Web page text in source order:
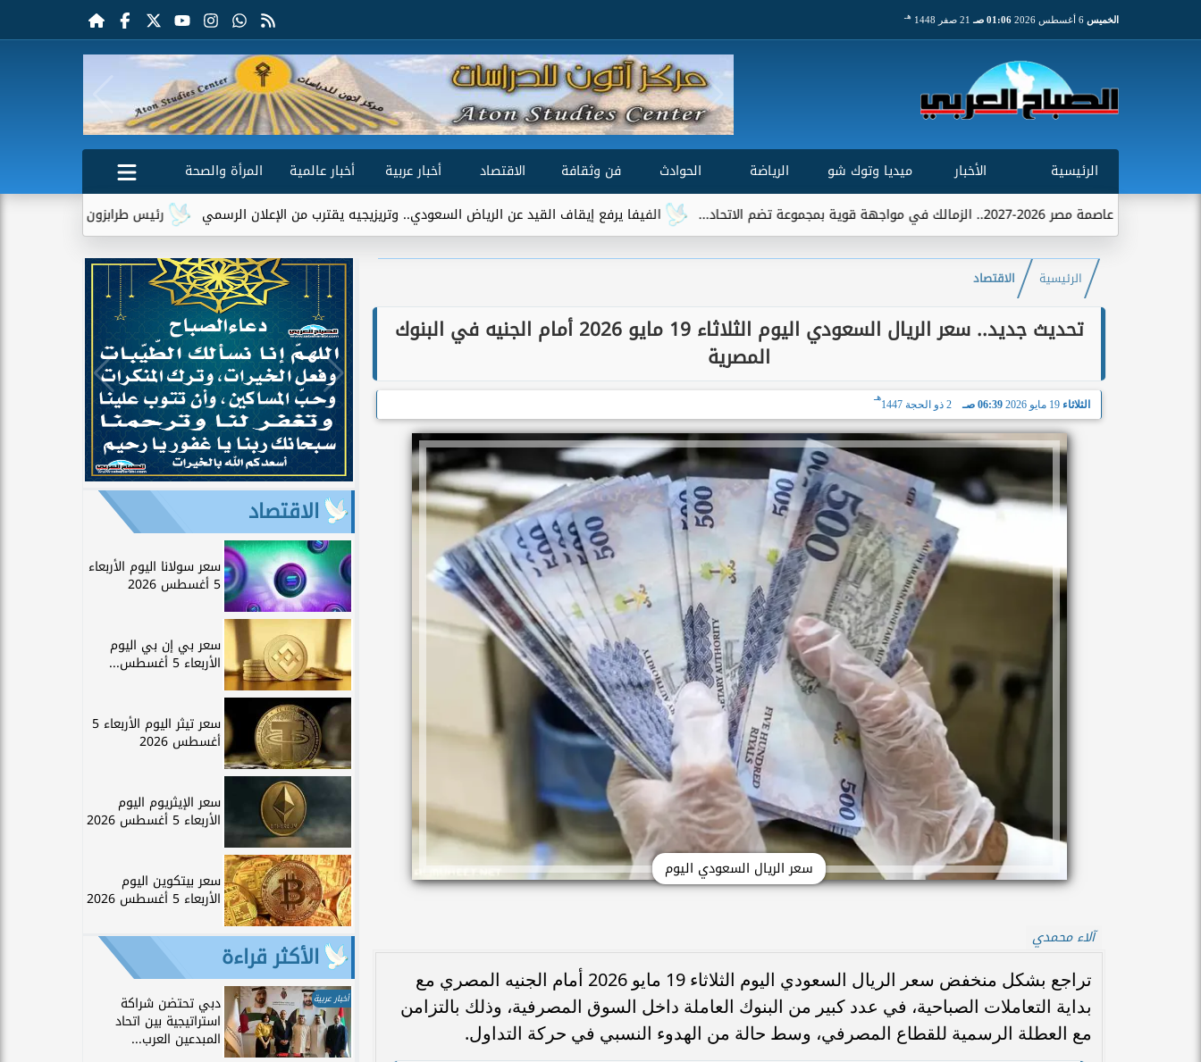
الخميس 01:06 صـ 21 صفر 1448 هـ
الرئيسية الأخبار ميديا وتوك شو الرياضة الحوادث فن وثقافة الاقتصاد أخبار عربية أخبار عالمية
المرأة والصحة
رئيس طرابزون سبور يكشف دور تريزيجيه
الفيفا يرفع إيقاف القيد عن الرياض السعودي.. وتريزيجيه يقترب من الإعلان الرسمي
الرئيسية الاقتصاد
تحديث جديد.. سعر الريال السعودي اليوم الثلاثاء 19 مايو 2026 أمام الجنيه في البنوك
المصرية
الثلاثاء 19 مايو 2026 06:39 صـ 2 ذو الحجة 1447
هـ
سعر الريال السعودي اليوم
آلاء محمدي
تراجع بشكل منخفض سعر الريال السعودي اليوم الثلاثاء 19 مايو 2026 أمام الجنيه المصري مع
بداية التعاملات الصباحية، في عدد كبير من البنوك العاملة داخل السوق المصرفية، وذلك بالتزامن
مع العطلة الرسمية للقطاع المصرفي، وسط حالة من الهدوء النسبي في حركة التداول.
الاقتصاد
سعر سولانا اليوم الأربعاء
5 أغسطس 2026
سعر بي إن بي اليوم
الأربعاء 5 أغسطس...
سعر تيثر اليوم الأربعاء 5
أغسطس 2026
سعر الإيثريوم اليوم
الأربعاء 5 أغسطس 2026
سعر بيتكوين اليوم
الأربعاء 5 أغسطس 2026
الأكثر قراءة
أخبار عربية دبي تحتضن شراكة
استراتيجية بين اتحاد
المبدعين العرب...